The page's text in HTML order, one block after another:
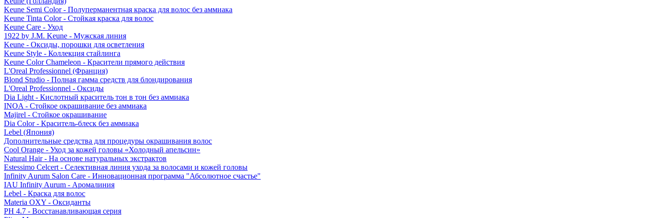
Keune Semi Color - Полуперманентная краска для волос без аммиака
Keune Tinta Color - Стойкая краска для волос
Keune Care - Уход
1922 by J.M. Keune - Мужская линия
Keune - Оксиды, порошки для осветления
Keune Style - Коллекция стайлинга
Keune Color Chameleon - Красители прямого действия
L'Oreal Professionnel (Франция)
Blond Studio - Полная гамма средств для блондирования
L'Oreal Professionnel - Оксиды
Dia Light - Кислотный краситель тон в тон без аммиака
INOA - Стойкое окрашивание без аммиака
Majirel - Стойкое окрашивание
Dia Color - Краситель-блеск без аммиака
Lebel (Япония)
Дополнительные средства для процедуры окрашивания волос
Cool Orange - Уход за кожей головы «Холодный апельсин»
Natural Hair - На основе натуральных экстрактов
Estessimo Celcert - Селективная линия ухода за волосами и кожей головы
Infinity Aurum Salon Care - Инновационная программа "Абсолютное счастье"
IAU Infinity Aurum - Аромалиния
Lebel - Краска для волос
Materia OXY - Оксиданты
PH 4.7 - Восстанавливающая серия